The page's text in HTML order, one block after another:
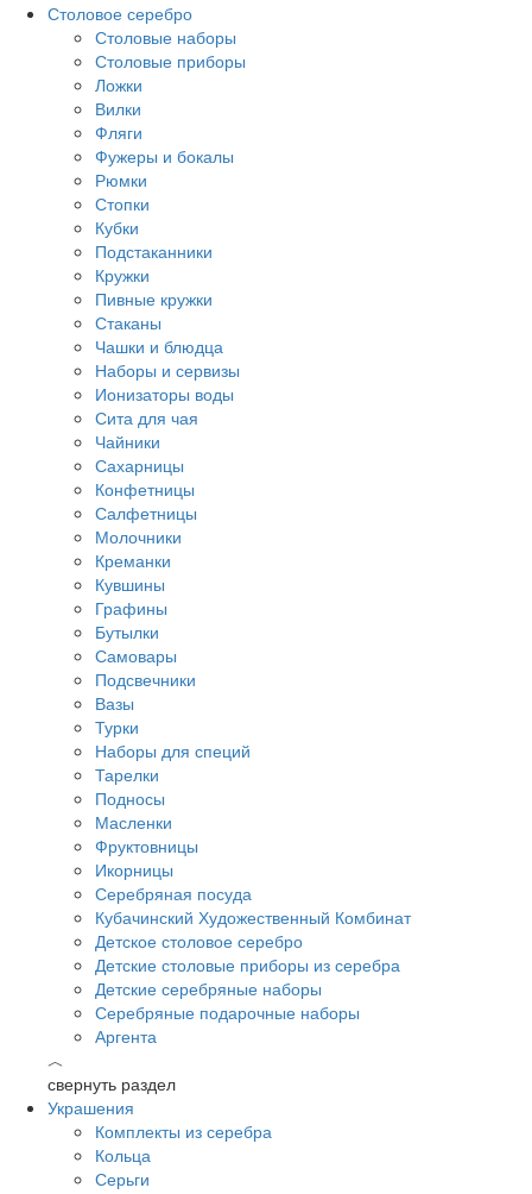
Столовое серебро
Столовые наборы
Столовые приборы
Ложки
Вилки
Фляги
Фужеры и бокалы
Рюмки
Стопки
Кубки
Подстаканники
Кружки
Пивные кружки
Стаканы
Чашки и блюдца
Наборы и сервизы
Ионизаторы воды
Сита для чая
Чайники
Сахарницы
Конфетницы
Салфетницы
Молочники
Креманки
Кувшины
Графины
Бутылки
Самовары
Подсвечники
Вазы
Турки
Наборы для специй
Тарелки
Подносы
Масленки
Фруктовницы
Икорницы
Серебряная посуда
Кубачинский Художественный Комбинат
Детское столовое серебро
Детские столовые приборы из серебра
Детские серебряные наборы
Серебряные подарочные наборы
Аргента
︿
свернуть раздел
Украшения
Комплекты из серебра
Кольца
Серьги